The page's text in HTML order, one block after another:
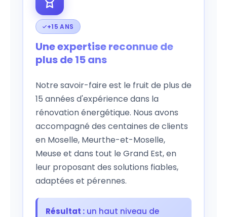
+15 ANS
Une expertise reconnue de
plus de 15 ans
Notre savoir-faire est le fruit de plus de
15 années d'expérience dans la
rénovation énergétique. Nous avons
accompagné des centaines de clients
en Moselle, Meurthe-et-Moselle,
Meuse et dans tout le Grand Est, en
leur proposant des solutions fiables,
adaptées et pérennes.
Résultat : un haut niveau de